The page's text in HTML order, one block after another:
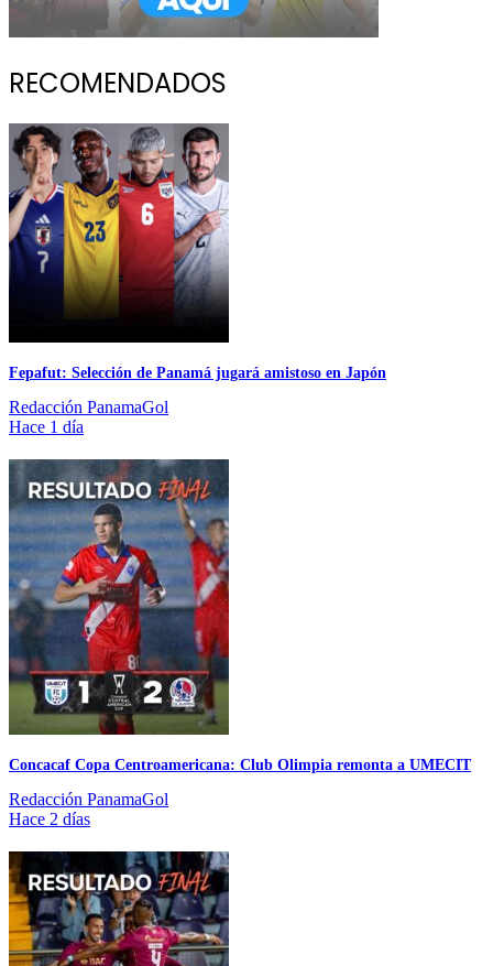
RECOMENDADOS
Fepafut: Selección de Panamá jugará amistoso en Japón
Redacción PanamaGol
Hace 1 día
Concacaf Copa Centroamericana: Club Olimpia remonta a UMECIT
Redacción PanamaGol
Hace 2 días